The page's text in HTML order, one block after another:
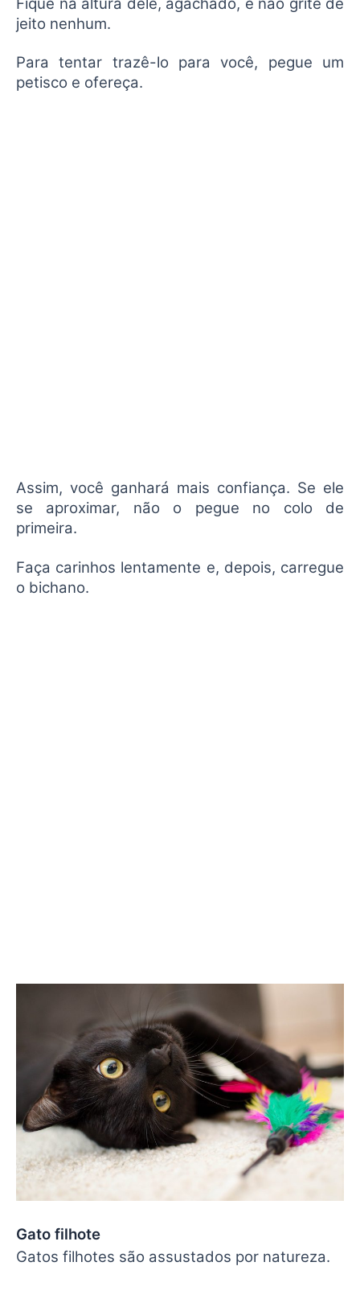
jeito nenhum.
Para tentar trazê-lo para você, pegue um
petisco e ofereça.
Assim, você ganhará mais confiança. Se ele
se aproximar, não o pegue no colo de
primeira.
Faça carinhos lentamente e, depois, carregue
o bichano.
Gato filhote
Gatos filhotes são assustados por natureza.